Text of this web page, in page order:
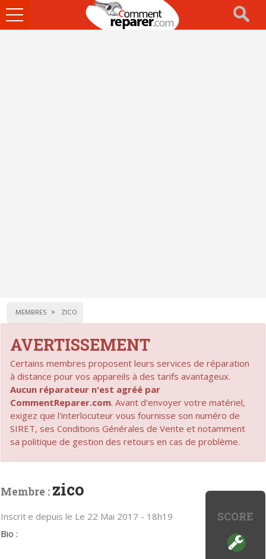
Ouvrir
le
MEMBRES ZICO
AVERTISSEMENT
Certains membres proposent leurs services de réparation
à distance pour vos appareils à des tarifs avantageux.
Aucun réparateur n'est agréé par
CommentReparer.com. Avant d'envoyer votre matériel,
exigez que l'interlocuteur vous fournisse son numéro de
SIRET, ses Conditions Générales de Vente et notamment
sa politique de gestion des retours en cas de problème.
SCORE
Membre : zico
Inscrit·e depuis le Le 22 Mai 2017 - 18h19
Bio :